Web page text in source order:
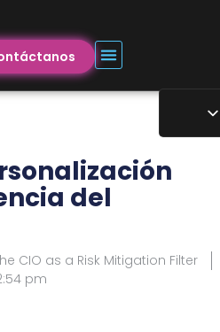
del
CIO as a Risk Mitigation Filter
pm